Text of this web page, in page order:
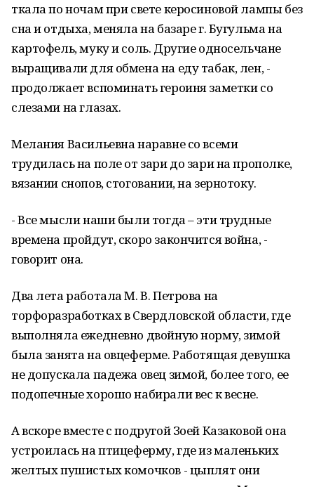
ткала по ночам при свете керосиновой лампы без
сна и отдыха, меняла на базаре г. Бугульма на
картофель, муку и соль. Другие односельчане
выращивали для обмена на еду табак, лен, -
продолжает вспоминать героиня заметки со
слезами на глазах.
Мелания Васильевна наравне со всеми
трудилась на поле от зари до зари на прополке,
вязании снопов, стоговании, на зернотоку.
- Все мысли наши были тогда – эти трудные
времена пройдут, скоро закончится война, -
говорит она.
Два лета работала М. В. Петрова на
торфоразработках в Свердловской области, где
выполняла ежедневно двойную норму, зимой
была занята на овцеферме. Работящая девушка
не допускала падежа овец зимой, более того, ее
подопечные хорошо набирали вес к весне.
А вскоре вместе с подругой Зоей Казаковой она
устроилась на птицеферму, где из маленьких
желтых пушистых комочков - цыплят они